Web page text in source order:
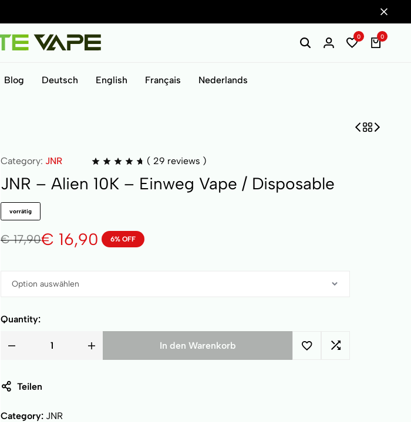
0 0
Blog Deutsch English Français Nederlands
Category: JNR ( 29 reviews )
JNR – Alien 10K – Einweg Vape / Disposable
vorrätig
€17,90€ 16,90 6% OFF
Quantity:
In den Warenkorb
Teilen
Category: JNR